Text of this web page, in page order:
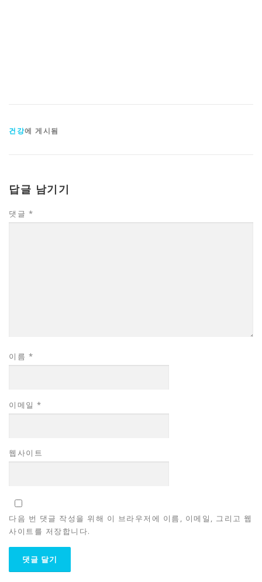
건강에 게시됨
답글 남기기
댓글 *
이름 *
이메일 *
웹사이트
다음 번 댓글 작성을 위해 이 브라우저에 이름, 이메일, 그리고 웹
사이트를 저장합니다.